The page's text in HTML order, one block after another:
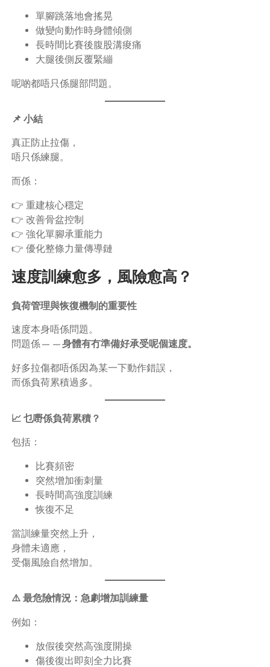
單腳跳落地會搖晃
做變向動作時身體傾側
長時間比賽後腹股溝痠痛
大腿後側反覆緊繃
呢啲都唔只係腿部問題。
📌 小結
真正防止拉傷，
唔只係練腿。
而係：
👉 重建核心穩定
👉 改善骨盆控制
👉 強化單腳承重能力
👉 優化整條力量傳導鏈
速度訓練愈多，風險愈高？
負荷管理與恢復機制的重要性
速度本身唔係問題。
問題係——身體有冇準備好承受呢個速度。
好多拉傷都唔係因為某一下動作錯誤，
而係負荷累積過多。
📈 乜嘢係負荷累積？
包括：
比賽頻密
突然增加衝刺量
長時間高強度訓練
恢復不足
當訓練量突然上升，
身體未適應，
受傷風險自然增加。
⚠️ 最危險情況：急劇增加訓練量
例如：
放假後突然高強度開操
傷後復出即刻全力比賽